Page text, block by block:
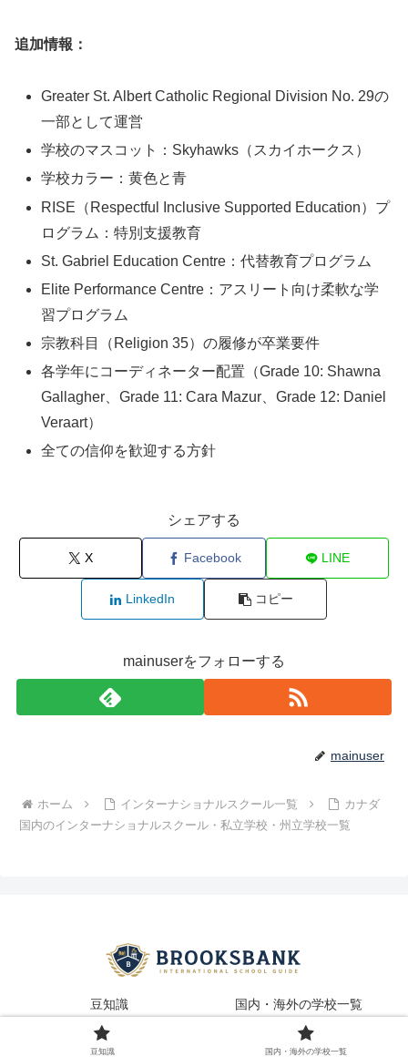
追加情報：
Greater St. Albert Catholic Regional Division No. 29の
一部として運営
学校のマスコット：Skyhawks（スカイホークス）
学校カラー：黄色と青
RISE（Respectful Inclusive Supported Education）プ
ログラム：特別支援教育
St. Gabriel Education Centre：代替教育プログラム
Elite Performance Centre：アスリート向け柔軟な学
習プログラム
宗教科目（Religion 35）の履修が卒業要件
各学年にコーディネーター配置（Grade 10: Shawna
Gallagher、Grade 11: Cara Mazur、Grade 12: Daniel
Veraart）
全ての信仰を歓迎する方針
シェアする
X Facebook LINE
LinkedIn コピー
mainuserをフォローする
mainuser
ホーム インターナショナルスクール一覧
カナダ
国内のインターナショナルスクール・私立学校・州立学校一覧
豆知識 国内・海外の学校一覧
© 2025 Brooksbank - インターナショナルスクールガイド.
豆知識 国内・海外の学校一覧